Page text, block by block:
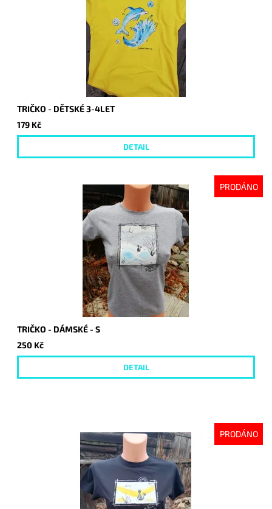
TRIČKO - DĚTSKÉ 3-4LET
179 Kč
DETAIL
PRODÁNO
TRIČKO - DÁMSKÉ - S
250 Kč
DETAIL
PRODÁNO